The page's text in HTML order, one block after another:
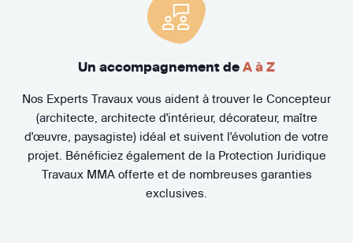
Un accompagnement de A à Z
Nos Experts Travaux vous aident à trouver le Concepteur
(architecte, architecte d'intérieur, décorateur, maître
d'œuvre, paysagiste) idéal et suivent l'évolution de votre
projet. Bénéficiez également de la Protection Juridique
Travaux MMA offerte et de nombreuses garanties
exclusives.